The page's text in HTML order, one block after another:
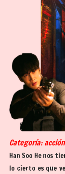
Categoría:
Han Soo He nos
lo cierto es que